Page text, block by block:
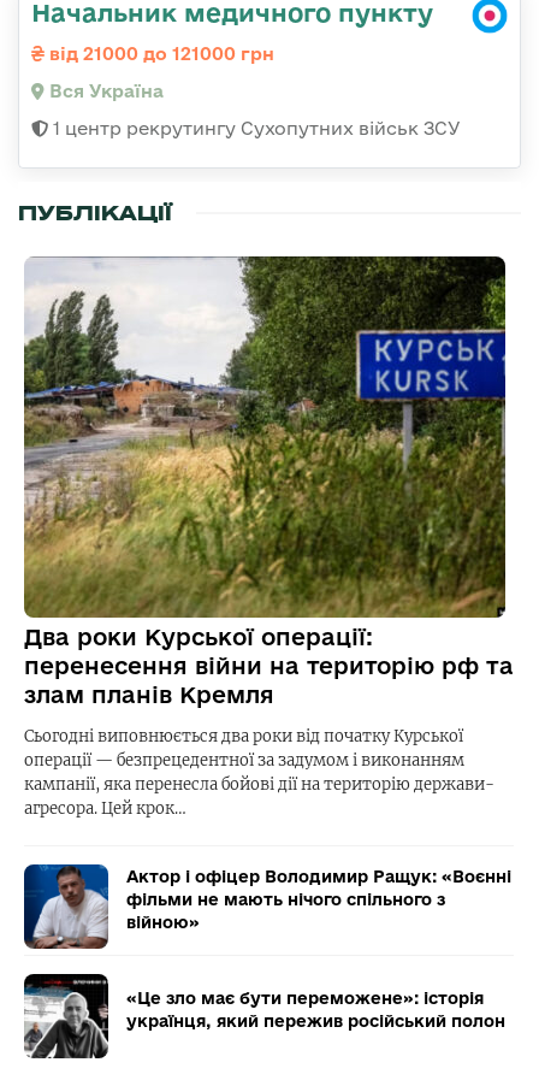
Начальник медичного пункту
від 21000 до 121000 грн
Вся Україна
1 центр рекрутингу Сухопутних військ ЗСУ
ПУБЛІКАЦІЇ
Два роки Курської операції:
перенесення війни на територію рф та
злам планів Кремля
Сьогодні виповнюється два роки від початку Курської
операції — безпрецедентної за задумом і виконанням
кампанії, яка перенесла бойові дії на територію держави-
агресора. Цей крок…
Актор і офіцер Володимир Ращук: «Воєнні
фільми не мають нічого спільного з
війною»
«Це зло має бути переможене»: історія
українця, який пережив російський полон